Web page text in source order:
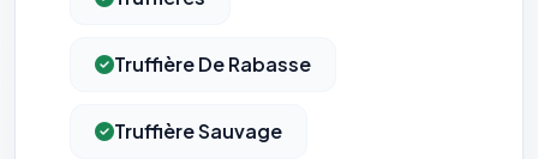
Truffière De Rabasse
Truffière Sauvage